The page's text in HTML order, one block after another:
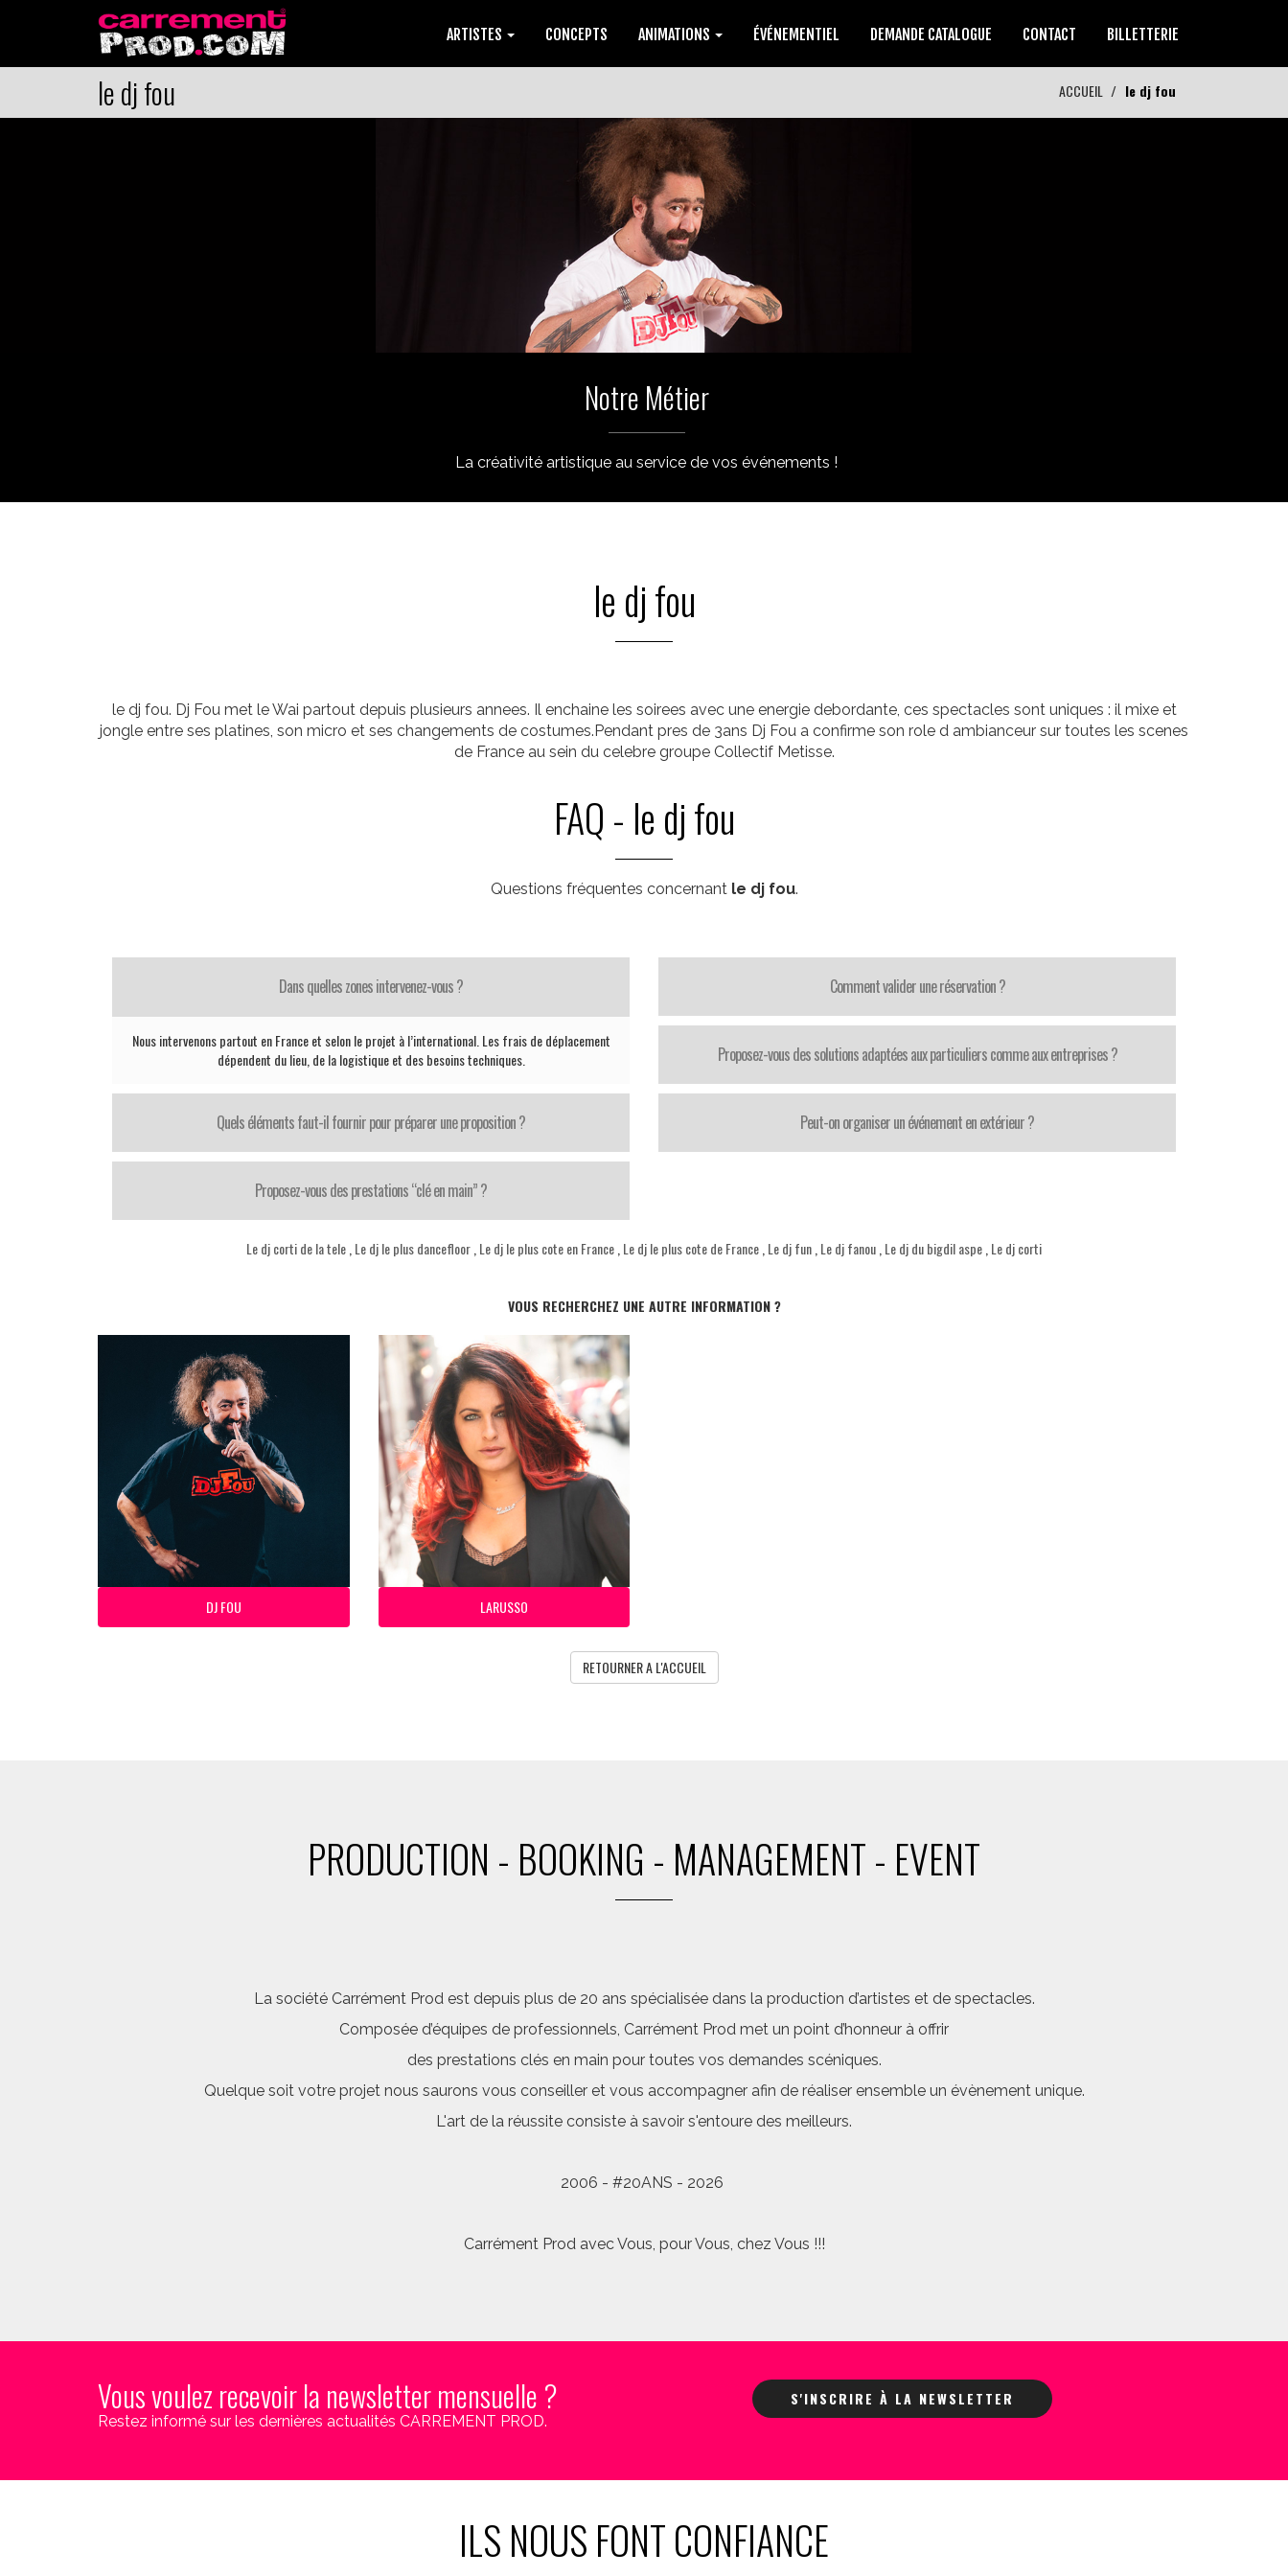
ARTISTES CONCEPTS ANIMATIONS ÉVÉNEMENTIEL DEMANDE CATALOGUE CONTACT BILLETTERIE
le dj fou ACCUEIL le dj fou
Notre Métier
La créativité artistique au service de vos événements !
le dj fou
le dj fou. Dj Fou met le Wai partout depuis plusieurs annees. Il enchaine les soirees avec une energie debordante, ces spectacles sont uniques : il mixe et
jongle entre ses platines, son micro et ses changements de costumes.Pendant pres de 3ans Dj Fou a confirme son role d ambianceur sur toutes les scenes
de France au sein du celebre groupe Collectif Metisse.
FAQ - le dj fou
Questions fréquentes concernant le dj fou.
Dans quelles zones intervenez-vous ?
Nous intervenons partout en France et selon le projet à l’international. Les frais de déplacement
dépendent du lieu, de la logistique et des besoins techniques.
Quels éléments faut-il fournir pour préparer une proposition ?
Proposez-vous des prestations “clé en main” ?
Comment valider une réservation ?
Proposez-vous des solutions adaptées aux particuliers comme aux entreprises ?
Peut-on organiser un événement en extérieur ?
Le dj corti de la tele Le dj le plus dancefloor Le dj le plus cote en France Le dj le plus cote de France Le dj fun Le dj fanou Le dj du bigdil aspe Le dj corti
VOUS RECHERCHEZ UNE AUTRE INFORMATION ?
DJ FOU LARUSSO
RETOURNER A L'ACCUEIL
PRODUCTION - BOOKING - MANAGEMENT - EVENT
La société Carrément Prod est depuis plus de 20 ans spécialisée dans la production d’artistes et de spectacles.
Composée d’équipes de professionnels, Carrément Prod met un point d’honneur à offrir
des prestations clés en main pour toutes vos demandes scéniques.
Quelque soit votre projet nous saurons vous conseiller et vous accompagner afin de réaliser ensemble un évènement unique.
L'art de la réussite consiste à savoir s'entoure des meilleurs.
2006 - #20ANS - 2026
Carrément Prod avec Vous, pour Vous, chez Vous !!!
Vous voulez recevoir la newsletter mensuelle ?
Restez informé sur les dernières actualités CARREMENT PROD.
S'INSCRIRE À LA NEWSLETTER
ILS NOUS FONT CONFIANCE